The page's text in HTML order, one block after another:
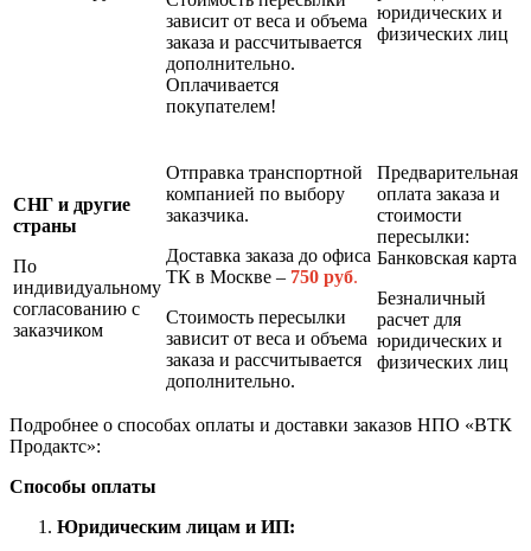
зависит от веса и объема
заказа и рассчитывается
дополнительно.
Оплачивается
покупателем!
юридических и
физических лиц
СНГ и другие
страны
По
индивидуальному
согласованию с
заказчиком
Отправка транспортной
компанией по выбору
заказчика.
Доставка заказа до офиса
ТК в Москве – 750 руб.
Стоимость пересылки
зависит от веса и объема
заказа и рассчитывается
дополнительно.
Предварительная
оплата заказа и
стоимости
пересылки:
Банковская карта
Безналичный
расчет для
юридических и
физических лиц
Подробнее о способах оплаты и доставки заказов НПО «ВТК
Продактс»:
Способы оплаты
Юридическим лицам и ИП: